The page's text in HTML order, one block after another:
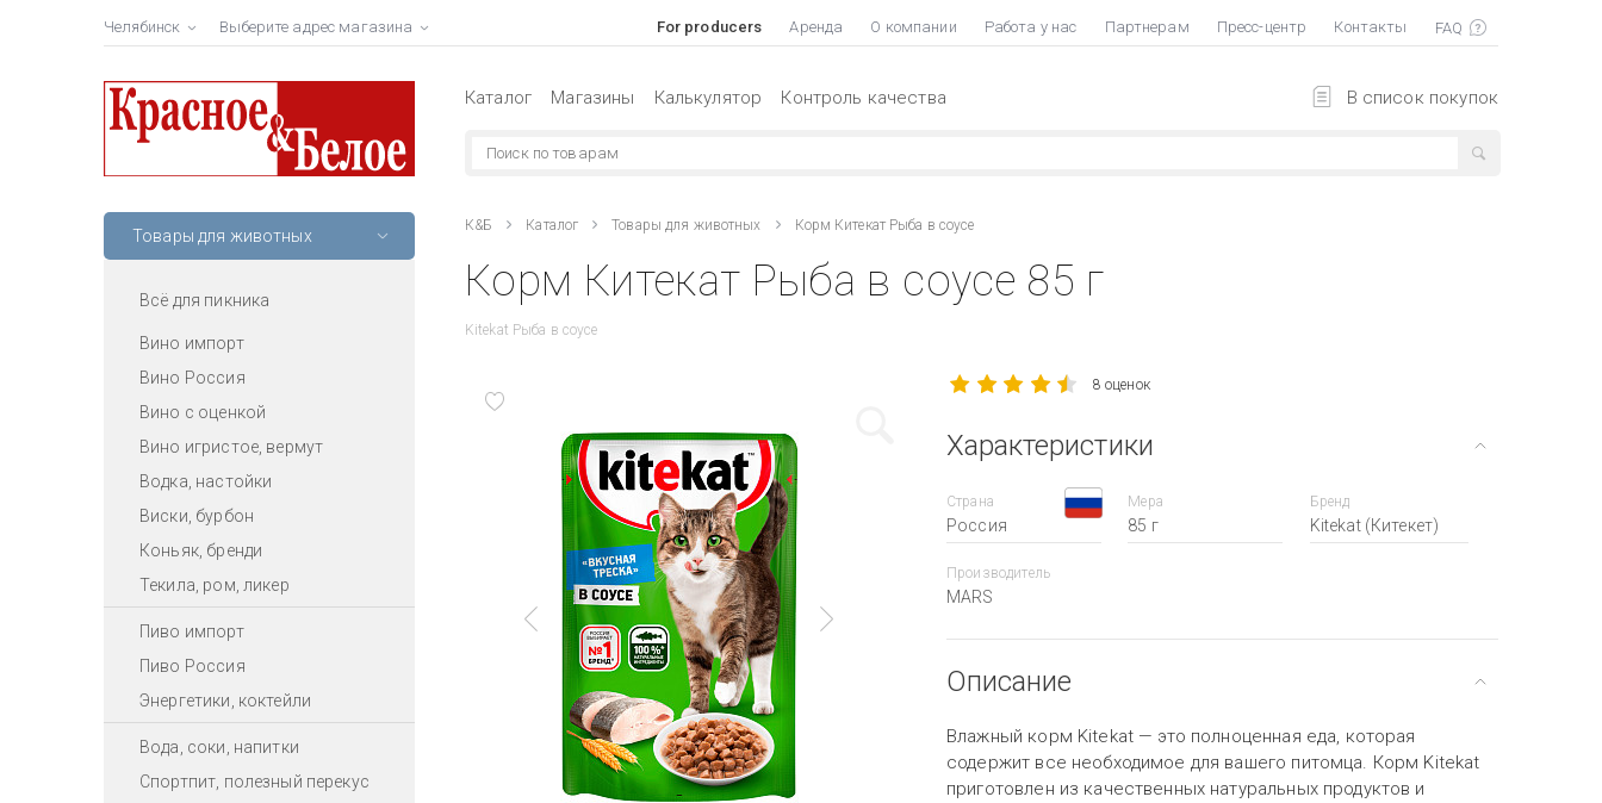
Челябинск Выберите адрес магазина For producers Аренда О компании Работа у нас Партнерам Пресс-центр Контакты
В список покупок
Каталог Магазины Калькулятор Контроль качества
Товары для животных
Всё для пикника
Вино импорт
Вино Россия
Вино с оценкой
Вино игристое, вермут
Водка, настойки
Виски, бурбон
Коньяк, бренди
Текила, ром, ликер
Пиво импорт
Пиво Россия
Энергетики, коктейли
Вода, соки, напитки
Спортпит, полезный перекус
К&Б Каталог Товары для животных Корм Китекат Рыба в соусе
Корм Китекат Рыба в соусе 85 г
Kitekat Рыба в соусе
8 оценок
Характеристики
Страна
Россия
Мера
85 г
Бренд
Kitekat (Китекет)
Производитель
MARS
Описание
Влажный корм Kitekat — это полноценная еда, которая
содержит все необходимое для вашего питомца. Корм Kitekat
приготовлен из качественных натуральных продуктов и